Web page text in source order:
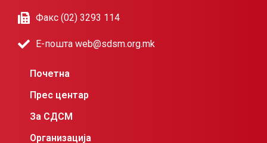
Факс (02) 3293 114
Е-пошта web@sdsm.org.mk
Почетна
Прес центар
За СДСМ
Организација